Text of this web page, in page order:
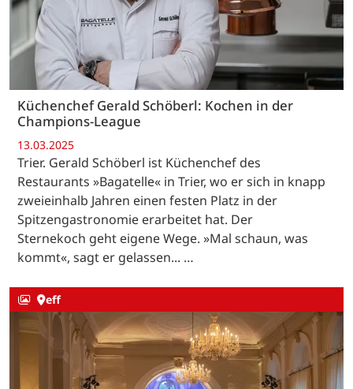
Küchenchef Gerald Schöberl: Kochen in der
Champions-League
13.03.2025
Trier. Gerald Schöberl ist Küchenchef des
Restaurants »Bagatelle« in Trier, wo er sich in knapp
zweieinhalb Jahren einen festen Platz in der
Spitzengastronomie erarbeitet hat. Der
Sternekoch geht eigene Wege. »Mal schaun, was
kommt«, sagt er gelassen... …
eff